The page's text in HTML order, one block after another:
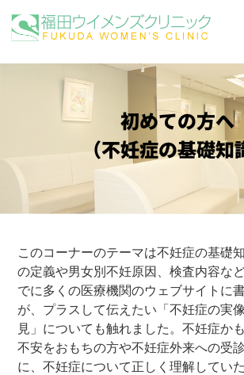
初めての方へ
（不妊症の基礎知
このコーナーのテーマは不妊症の基礎
の定義や男女別不妊原因、検査内容な
でに多くの医療機関のウェブサイトに
が、プラスして伝えたい「不妊症の実
見」についても触れました。不妊症か
不安をおもちの方や不妊症外来への受
に、不妊症について正しく理解してい